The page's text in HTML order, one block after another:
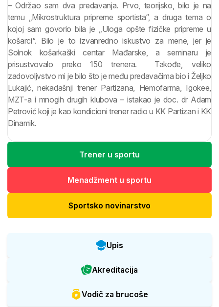
– Održao sam dva predavanja. Prvo, teorijsko, bilo je na
temu „Mikrostruktura pripreme sportista“, a druga tema o
kojoj sam govorio bila je „Uloga opšte fizičke pripreme u
košarci“. Bilo je to izvanredno iskustvo za mene, jer je
Solnok košarkaški centar Mađarske, a seminaru je
prisustvovalo preko 150 trenera. Takođe, veliko
zadovoljvstvo mi je bilo što je među predavačima bio i Željko
Lukajić, nekadašnji trener Partizana, Hemofarma, Igokee,
MZT-a i mnogih drugih klubova – istakao je doc. dr Adam
Petrović koji je kao kondicioni trener radio u KK Partizan i KK
Dinamik.
Trener u sportu
Menadžment u sportu
Sportsko novinarstvo
Upis
Akreditacija
Vodič za brucoše